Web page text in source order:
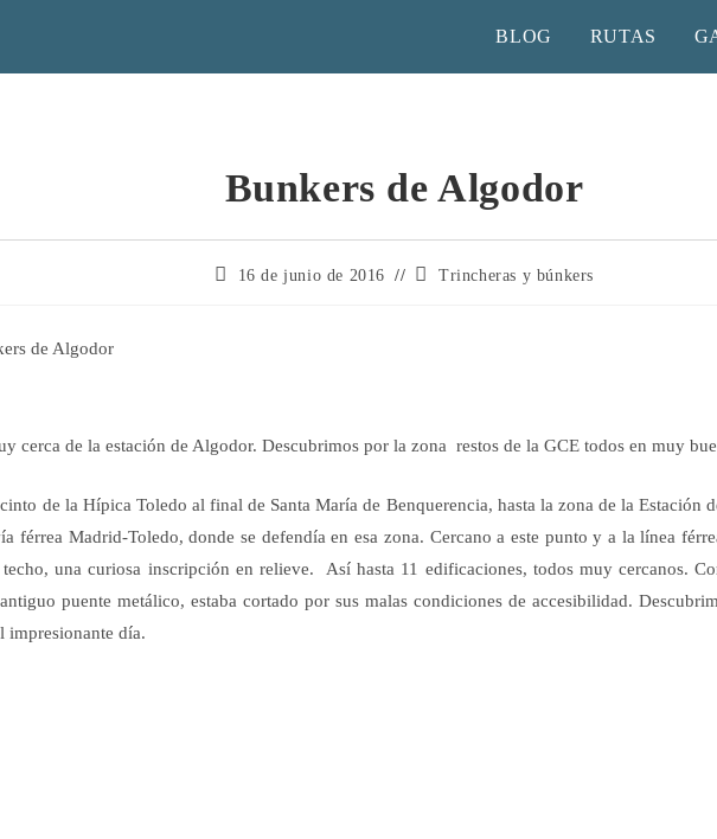
BLOG RUTAS
Bunkers de Algodor
16 de junio de 2016 Trincheras y búnkers
cerca de la estación de Algodor. Descubrimos por la zona restos de la GCE todos en muy
de la Hípica Toledo al final de Santa María de Benquerencia, hasta la zona de la Estación
férrea Madrid-Toledo,donde se defendía en esa zona. Cercano a este punto y a la línea
una curiosa inscripción en relieve. Así hasta 11 edificaciones, todos muy cercanos.
puente metálico, estaba cortado por sus malas condiciones de accesibilidad.
impresionante día.